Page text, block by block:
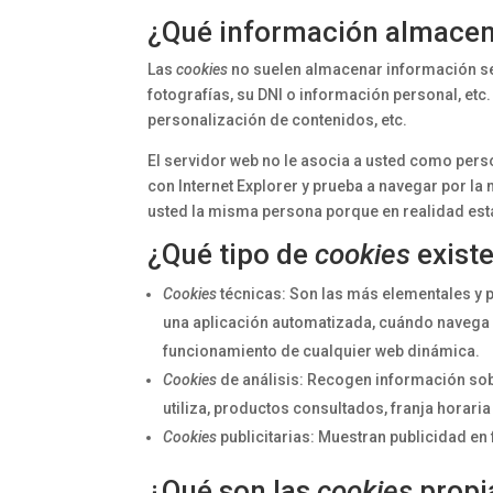
¿Qué información
Lascookies no suelen almacenar información
fotografías, su DNI o información personal,
personalización de contenidos, etc.
El servidor web no le asocia a usted como
con Internet Explorer y prueba a navegar por
usted la misma persona porque en realidad
¿Qué tipo decookies
Cookiestécnicas: Son las más elementales y
una aplicación automatizada, cuándo
funcionamiento de cualquier web dinámica.
Cookies de análisis: Recogen información
utiliza, productos consultados, franja
Cookies publicitarias: Muestran publicidad